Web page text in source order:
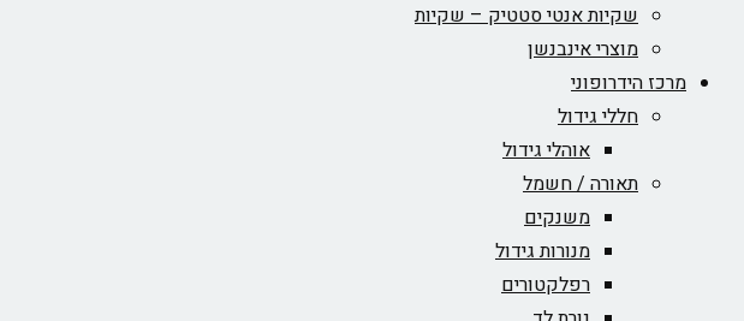
שקיות אנטי סטטיק – שקיות
מוצרי אינבנשן
מרכז הידרופוני
חללי גידול
אוהלי גידול
תאורה / חשמל
משנקים
מנורות גידול
רפלקטורים